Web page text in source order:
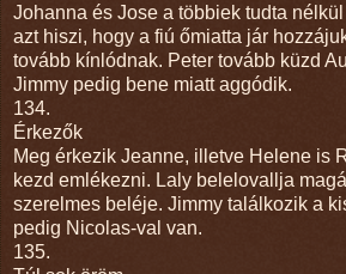
Johanna és Jose a többiek tudta
azt hiszi, hogy a fiú őmiatta jár
tovább kínlódnak. Peter tovább küzd
Jimmy pedig bene miatt aggódik.
134.
Érkezők
Meg érkezik Jeanne, illetve Helene is
kezd emlékezni. Laly belelovallja
szerelmes beléje. Jimmy találkozik a
pedig Nicolas-val van.
135.